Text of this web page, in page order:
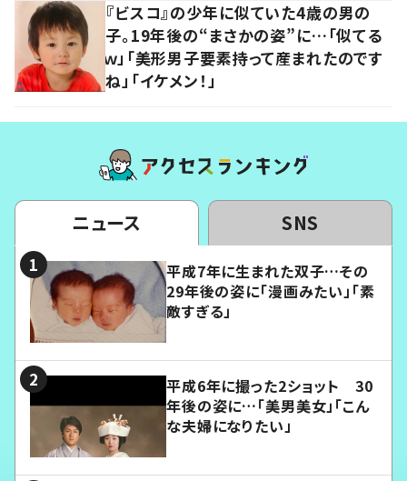
『ビスコ』の少年に似ていた4歳の男の
子。19年後の“まさかの姿”に…「似てる
ｗ」「美形男子要素持って産まれたのです
ね」「イケメン！」
ニュース SNS
平成7年に生まれた双子…その
29年後の姿に「漫画みたい」「素
敵すぎる」
平成6年に撮った2ショット 30
年後の姿に…「美男美女」「こん
な夫婦になりたい」